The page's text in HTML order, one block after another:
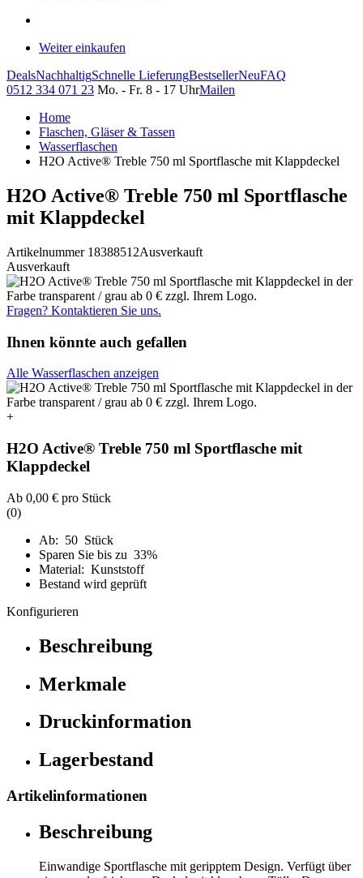
Weiter einkaufen
DealsNachhaltigSchnelle LieferungBestsellerNeuFAQ
0512 334 071 23 Mo. - Fr. 8 - 17 UhrMailen
Home
Flaschen, Gläser & Tassen
Wasserflaschen
H2O Active® Treble 750 ml Sportflasche mit Klappdeckel
H2O Active® Treble 750 ml Sportflasche
mit Klappdeckel
Artikelnummer 18388512Ausverkauft
Ausverkauft
Fragen? Kontaktieren Sie uns.
Ihnen könnte auch gefallen
Alle Wasserflaschen anzeigen
+
H2O Active® Treble 750 ml Sportflasche mit
Klappdeckel
Ab 0,00 € pro Stück
(0)
Ab: 50 Stück
Sparen Sie bis zu 33%
Material: Kunststoff
Bestand wird geprüft
Konfigurieren
Beschreibung
Merkmale
Druckinformation
Lagerbestand
Artikelinformationen
Beschreibung
Einwandige Sportflasche mit geripptem Design. Verfügt über